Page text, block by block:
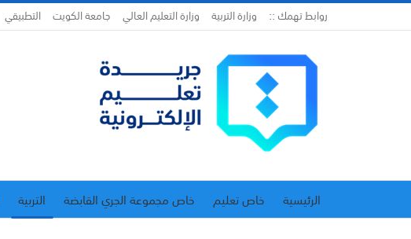
روابط تهمك :: وزارة التربية وزارة التعليم العالي جامعة الكويت التطبيقي
الرئيسية خاص تعليم خاص مجموعة الجري القابضة التربية